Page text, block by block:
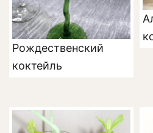
Рождественский
коктейль